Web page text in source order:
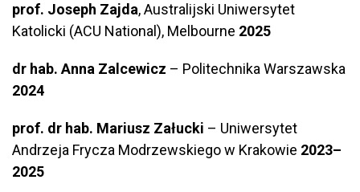
prof. Joseph Zajda, Australijski Uniwersytet
Katolicki (ACU National), Melbourne 2025
dr hab. Anna Zalcewicz – Politechnika Warszawska
2024
prof. dr hab. Mariusz Załucki – Uniwersytet
Andrzeja Frycza Modrzewskiego w Krakowie 2023–
2025